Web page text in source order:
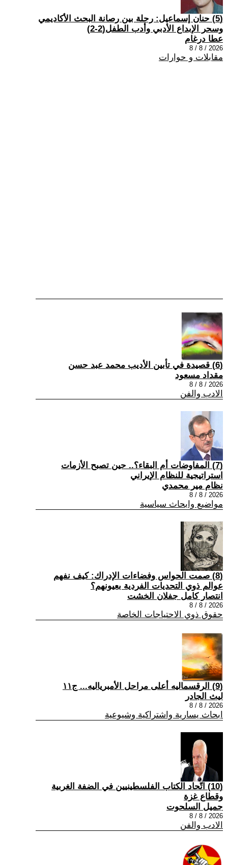
(5) حنان إسماعيل: رحلة بين رصانة البحث الأكاديمي
وسحر الإبداع الأدبي وأدب الطفل(2-2)
عطا درغام
2026 / 8 / 8
مقابلات و حوارات
(6) قصيدة في تأبين الأديب محمد عبد حسن
مقداد مسعود
2026 / 8 / 8
الادب والفن
(7) المفاوضات أم البقاء؟.. حين تصبح الأزمات
استراتيجية للنظام الإيراني
نظام مير محمدي
2026 / 8 / 8
مواضيع وابحاث سياسية
(8) صمت الحواس وفضاءات الإدراك: كيف نفهم
عوالم ذوي التحديات الفردية بعيونهم؟
انتصار كامل جفلان الخشت
2026 / 8 / 8
حقوق ذوي الاحتياجات الخاصة
(9) الرقسماليه أعلى مراحل الأمبرياليه... ج١١
ليث الجادر
2026 / 8 / 8
ابحاث يسارية واشتراكية وشيوعية
(10) اتّحاد الكتاب الفلسطينيين في الضفة الغربية
وقطاع غزة
جميل السلحوت
2026 / 8 / 8
الادب والفن